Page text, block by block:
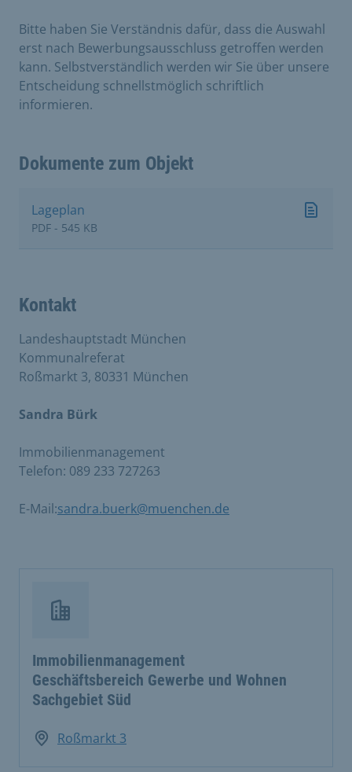
Bitte haben Sie Verständnis dafür, dass die Auswahl
erst nach Bewerbungsausschluss getroffen werden
kann. Selbstverständlich werden wir Sie über unsere
Entscheidung schnellstmöglich schriftlich
informieren.
Dokumente zum Objekt
Lageplan
PDF - 545 KB
Kontakt
Landeshauptstadt München
Kommunalreferat
Roßmarkt 3, 80331 München
Sandra Bürk
Immobilienmanagement
Telefon: 089 233 727263
E-Mail:sandra.buerk@muenchen.de
Immobilienmanagement
Geschäftsbereich Gewerbe und Wohnen
Sachgebiet Süd
Roßmarkt 3